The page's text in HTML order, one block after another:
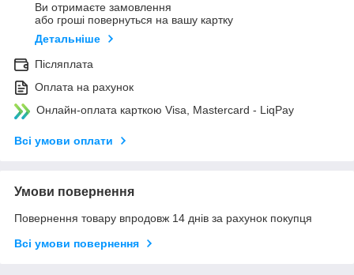
Ви отримаєте замовлення
або гроші повернуться на вашу картку
Детальніше
Післяплата
Оплата на рахунок
Онлайн-оплата карткою Visa, Mastercard - LiqPay
Всі умови оплати
Умови повернення
Повернення товару впродовж 14 днів за рахунок покупця
Всі умови повернення